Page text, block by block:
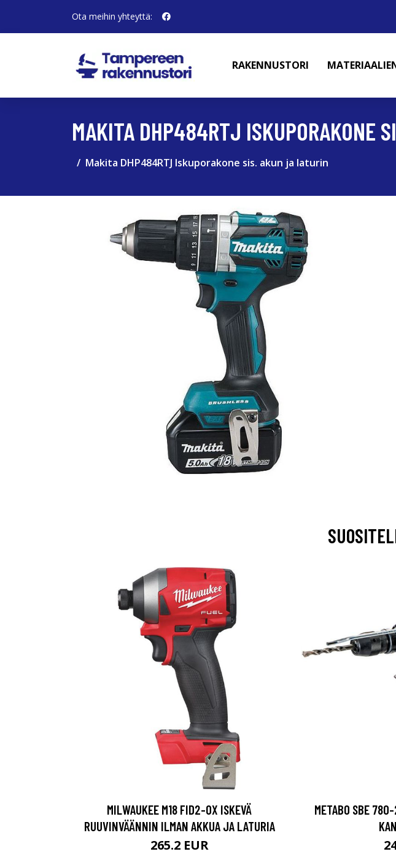
Ota meihin yhteyttä:
RAKENNUSTORI
MAKITA DHP484RTJ ISKUPORAKONE
Makita DHP484RTJ Iskuporakone sis. akun ja laturin
MILWAUKEE M18 FID2-0X ISKEVÄ
RUUVINVÄÄNNIN ILMAN AKKUA JA LATURIA
265.2 EUR
METABO SBE